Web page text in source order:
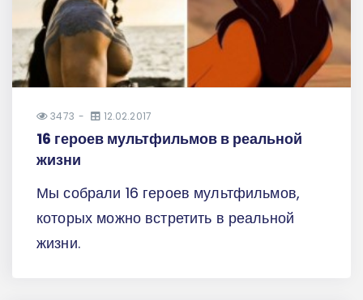
3473 12.02.2017
16 героев мультфильмов в реальной
жизни
Мы собрали 16 героев мультфильмов,
которых можно встретить в реальной
жизни.